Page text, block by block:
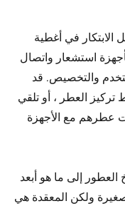
الابتكار في أغطية
استشعار واتصال
والتخصيص. قد
العطر ، أو تلقي
عطرهم مع الأجهزة
العطور إلى ما هو أبعد
ولكن المعقدة هي